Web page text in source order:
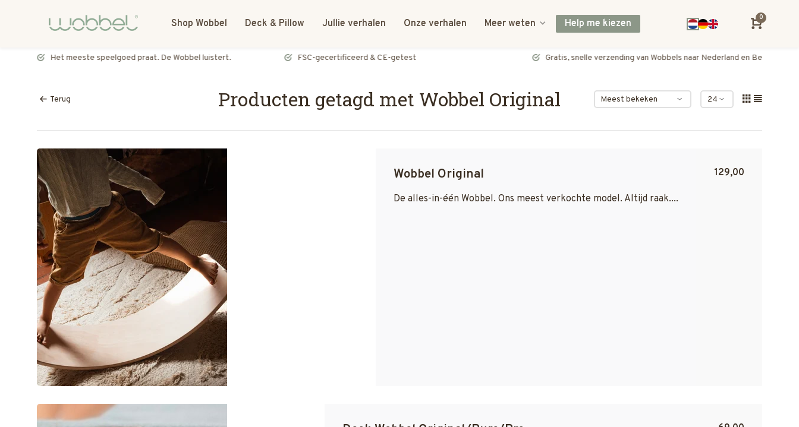
Shop Wobbel Deck & Pillow Jullie verhalen Onze verhalen Meer weten Help me kiezen
0
Het meeste speelgoed praat. De Wobbel luistert. FSC-gecertificeerd & CE-getest Gratis, snelle verzending van Wobbels naar Nederland en België
Terug Producten getagd met Wobbel Original
Wobbel Original
De alles-in-één Wobbel. Ons meest verkochte model. Altijd raak....
129,00